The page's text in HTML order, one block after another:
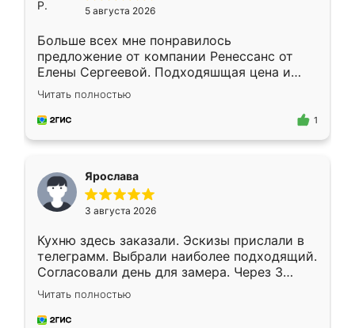
5 августа 2026
Больше всех мне понравилось
предложение от компании Ренессанс от
Елены Сергеевой. Подходяшщая цена и
короткие сроки изготовления. Приехавший
для замера сотрудник Владислав
предложил по моему эскизу самый
Читать полностью
1
Ярослава
3 августа 2026
Кухню здесь заказали. Эскизы прислали в
телеграмм. Выбрали наиболее подходящий.
Согласовали день для замера. Через 3
недели кухня была уже готова. Остались
довольны работой. Спасибо Ренессанс
мебель за качественную работу!
Читать полностью